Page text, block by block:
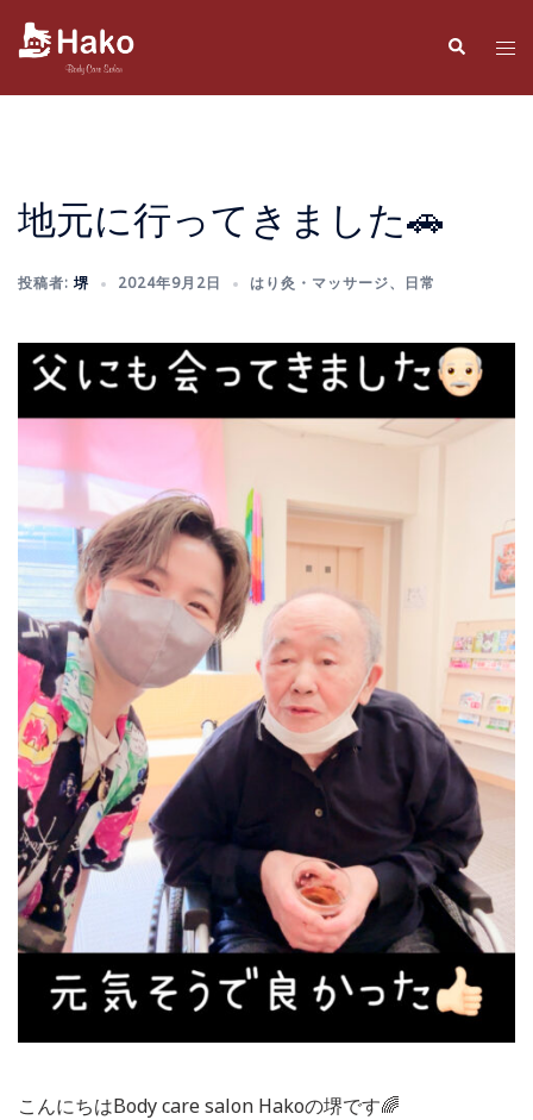
検
索
ト
地元に行ってきました🚗
投稿者: 堺 2024年9月2日 はり灸・マッサージ、 日常
こんにちはBody care salon Hakoの堺です🌈